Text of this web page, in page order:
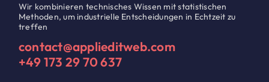
Wir kombinieren technisches Wissen mit statistischen
Methoden, um industrielle Entscheidungen in Echtzeit zu
treffen
contact@applieditweb.com
+49 173 29 70 637